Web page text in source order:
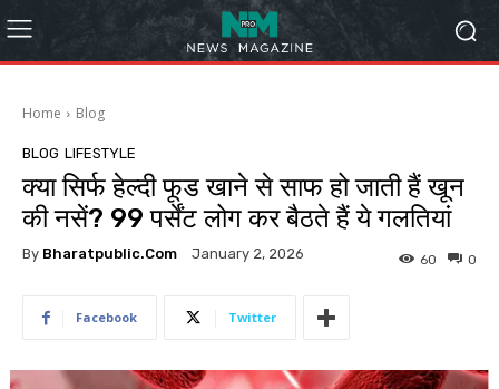
Home Blog
BLOG LIFESTYLE
क्या सिर्फ हेल्दी फूड खाने से साफ हो जाती हैं खून
की नसें? 99 पर्सेंट लोग कर बैठते हैं ये गलतियां
By Bharatpublic.com January 2, 2026 0
60
Facebook Twitter